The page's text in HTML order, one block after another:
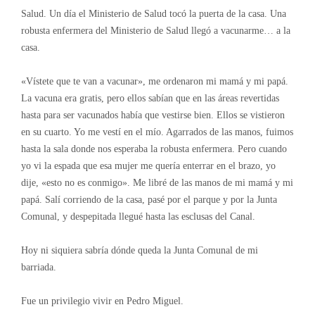
Salud. Un día el Ministerio de Salud tocó la puerta de la casa. Una
robusta enfermera del Ministerio de Salud llegó a vacunarme… a la
casa.
«Vístete que te van a vacunar», me ordenaron mi mamá y mi papá.
La vacuna era gratis, pero ellos sabían que en las áreas revertidas
hasta para ser vacunados había que vestirse bien. Ellos se vistieron
en su cuarto. Yo me vestí en el mío. Agarrados de las manos, fuimos
hasta la sala donde nos esperaba la robusta enfermera. Pero cuando
yo vi la espada que esa mujer me quería enterrar en el brazo, yo
dije, «esto no es conmigo». Me libré de las manos de mi mamá y mi
papá. Salí corriendo de la casa, pasé por el parque y por la Junta
Comunal, y despepitada llegué hasta las esclusas del Canal.
Hoy ni siquiera sabría dónde queda la Junta Comunal de mi
barriada.
Fue un privilegio vivir en Pedro Miguel.